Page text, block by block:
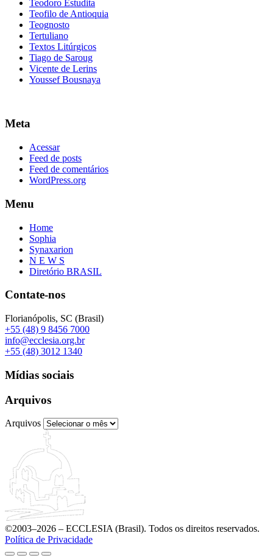
Teodoro Estudita
Teofilo de Antioquia
Teognosto
Tertuliano
Textos Litúrgicos
Tiago de Saroug
Vicente de Lerins
Youssef Bousnaya
Meta
Acessar
Feed de posts
Feed de comentários
WordPress.org
Menu
Home
Sophia
Synaxarion
N E W S
Diretório BRASIL
Contate-nos
Florianópolis, SC (Brasil)
+55 (48) 9 8456 7000
info@ecclesia.org.br
+55 (48) 3012 1340
Mídias sociais
Arquivos
Arquivos
©2003–2026 – ECCLESIA (Brasil). Todos os direitos reservados.
Política de Privacidade